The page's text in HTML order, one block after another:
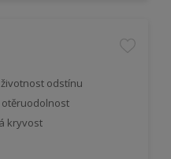
odstínu
kryvost